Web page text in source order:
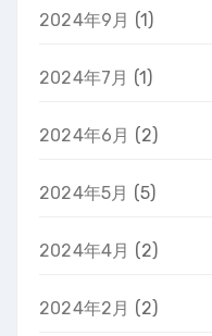
2024年9月 (1)
2024年7月 (1)
2024年6月 (2)
2024年5月 (5)
2024年4月 (2)
2024年2月 (2)